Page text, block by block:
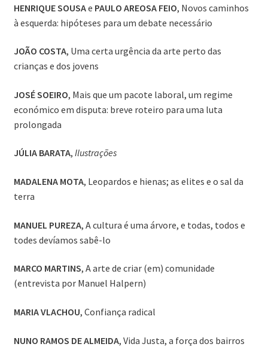
HENRIQUE SOUSAe PAULO AREOSA FEIO, Novos caminhos
à esquerda: hipóteses para um debate necessário
JOÃO COSTA, Uma certa urgência da arte perto das
crianças e dos jovens
JOSÉ SOEIRO, Mais que um pacote laboral, um regime
económico em disputa: breve roteiro para uma luta
prolongada
JÚLIA BARATA, Ilustrações
MADALENA MOTA, Leopardos e hienas; as elites e o sal da
terra
MANUEL PUREZA, A cultura é uma árvore, e todas, todos e
todes devíamos sabê-lo
MARCO MARTINS, A arte de criar (em) comunidade
(entrevista por Manuel Halpern)
MARIA VLACHOU, Confiança radical
NUNO RAMOS DE ALMEIDA, Vida Justa, a força dos bairros